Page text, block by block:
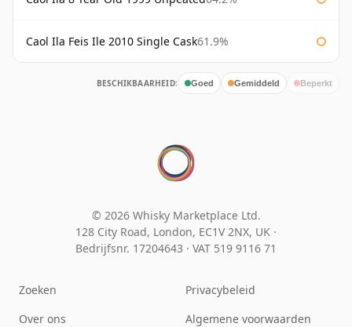
Caol Ila Feis Ile 2010 Single Cask61.9%
BESCHIKBAARHEID: Goed Gemiddeld Beperkt
© 2026 Whisky Marketplace Ltd.
128 City Road, London, EC1V 2NX, UK ·
Bedrijfsnr. 17204643 · VAT 519 9116 71
Zoeken
Over ons
Privacybeleid
Algemene voorwaarden